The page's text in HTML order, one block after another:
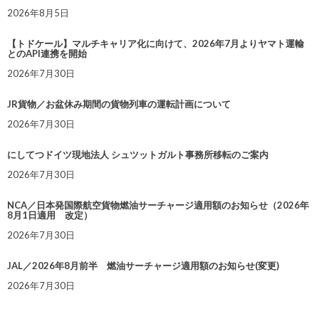
2026年8月5日
【トドケール】マルチキャリア化に向けて、2026年7月よりヤマト運輸
とのAPI連携を開始
2026年7月30日
JR貨物／お盆休み期間の貨物列車の運転計画について
2026年7月30日
にしてつドイツ現地法人 シュツットガルト事務所移転のご案内
2026年7月30日
NCA／日本発国際航空貨物燃油サーチャージ適用額のお知らせ（2026年
8月1日適用 改定）
2026年7月30日
JAL／2026年8月前半 燃油サーチャージ適用額のお知らせ(変更)
2026年7月30日